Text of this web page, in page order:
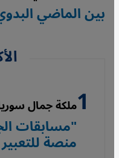
بين الماضي
ملكة جمال سوريا
"مسابقات
منصة